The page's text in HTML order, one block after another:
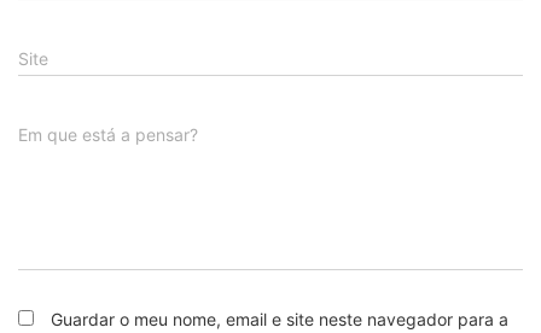
Site
Em que está a pensar?
Guardar o meu nome, email e site neste navegador para a